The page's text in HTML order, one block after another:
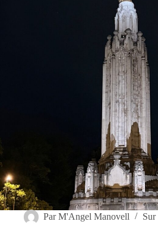
Par M'Angel Manovell Sur